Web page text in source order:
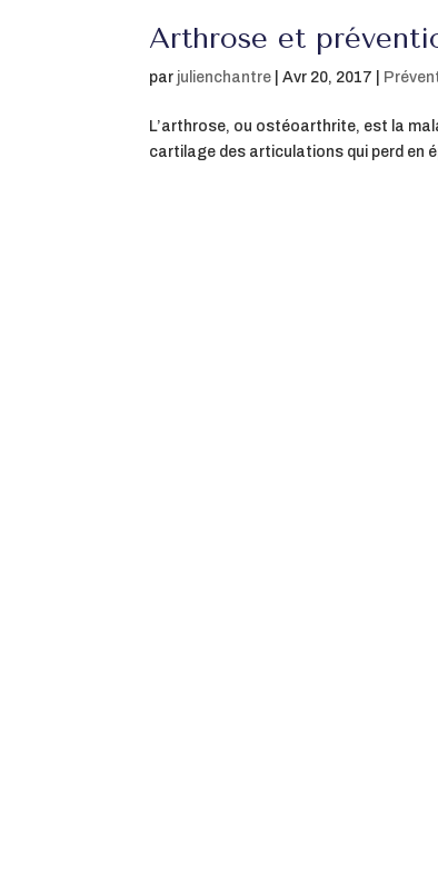
Arthrose et
par julienchantre |Avr 20, 2017
L’arthrose, ou ostéoarthrite, est la
cartilage des articulations qui perd en